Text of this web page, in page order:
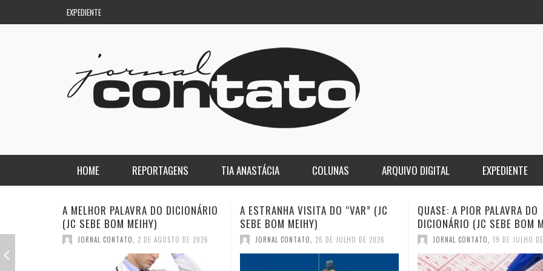
EXPEDIENTE
HOME REPORTAGENS
REGIONAL
TIA ANASTÁCIA COLUNAS
DE PASSAGEM
ARQUIVO DIGITAL EXPEDIENTE
A ESTRANHA VISITA DO “VAR” (JC
SEBE BOM MEIHY)
JORNAL CONTATO, 26 DE JULHO DE 2026
QUASE: A PIOR PALAVRA DO
DICIONÁRIO (JC SEBE BOM MEIHY)
JORNAL CONTATO , 19 DE JULHO DE 2026
A DEMOCRACIA
GASPARI)
JORNAL CONTATO , 12 DE